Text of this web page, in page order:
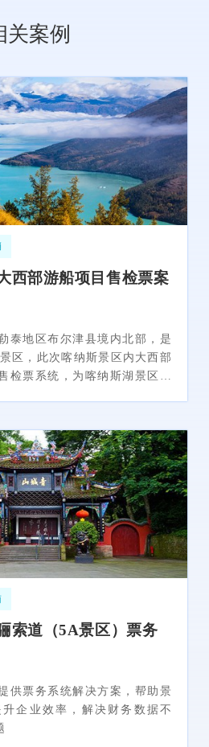
关案例
西部游船项目售检票案
泰地区布尔津县境内北部，是
区，此次喀纳斯景区内大西部
检票系统，为喀纳斯湖景区内
索道（5A景区）票务
供票务系统解决方案，帮助景
企业效率，解决财务数据不